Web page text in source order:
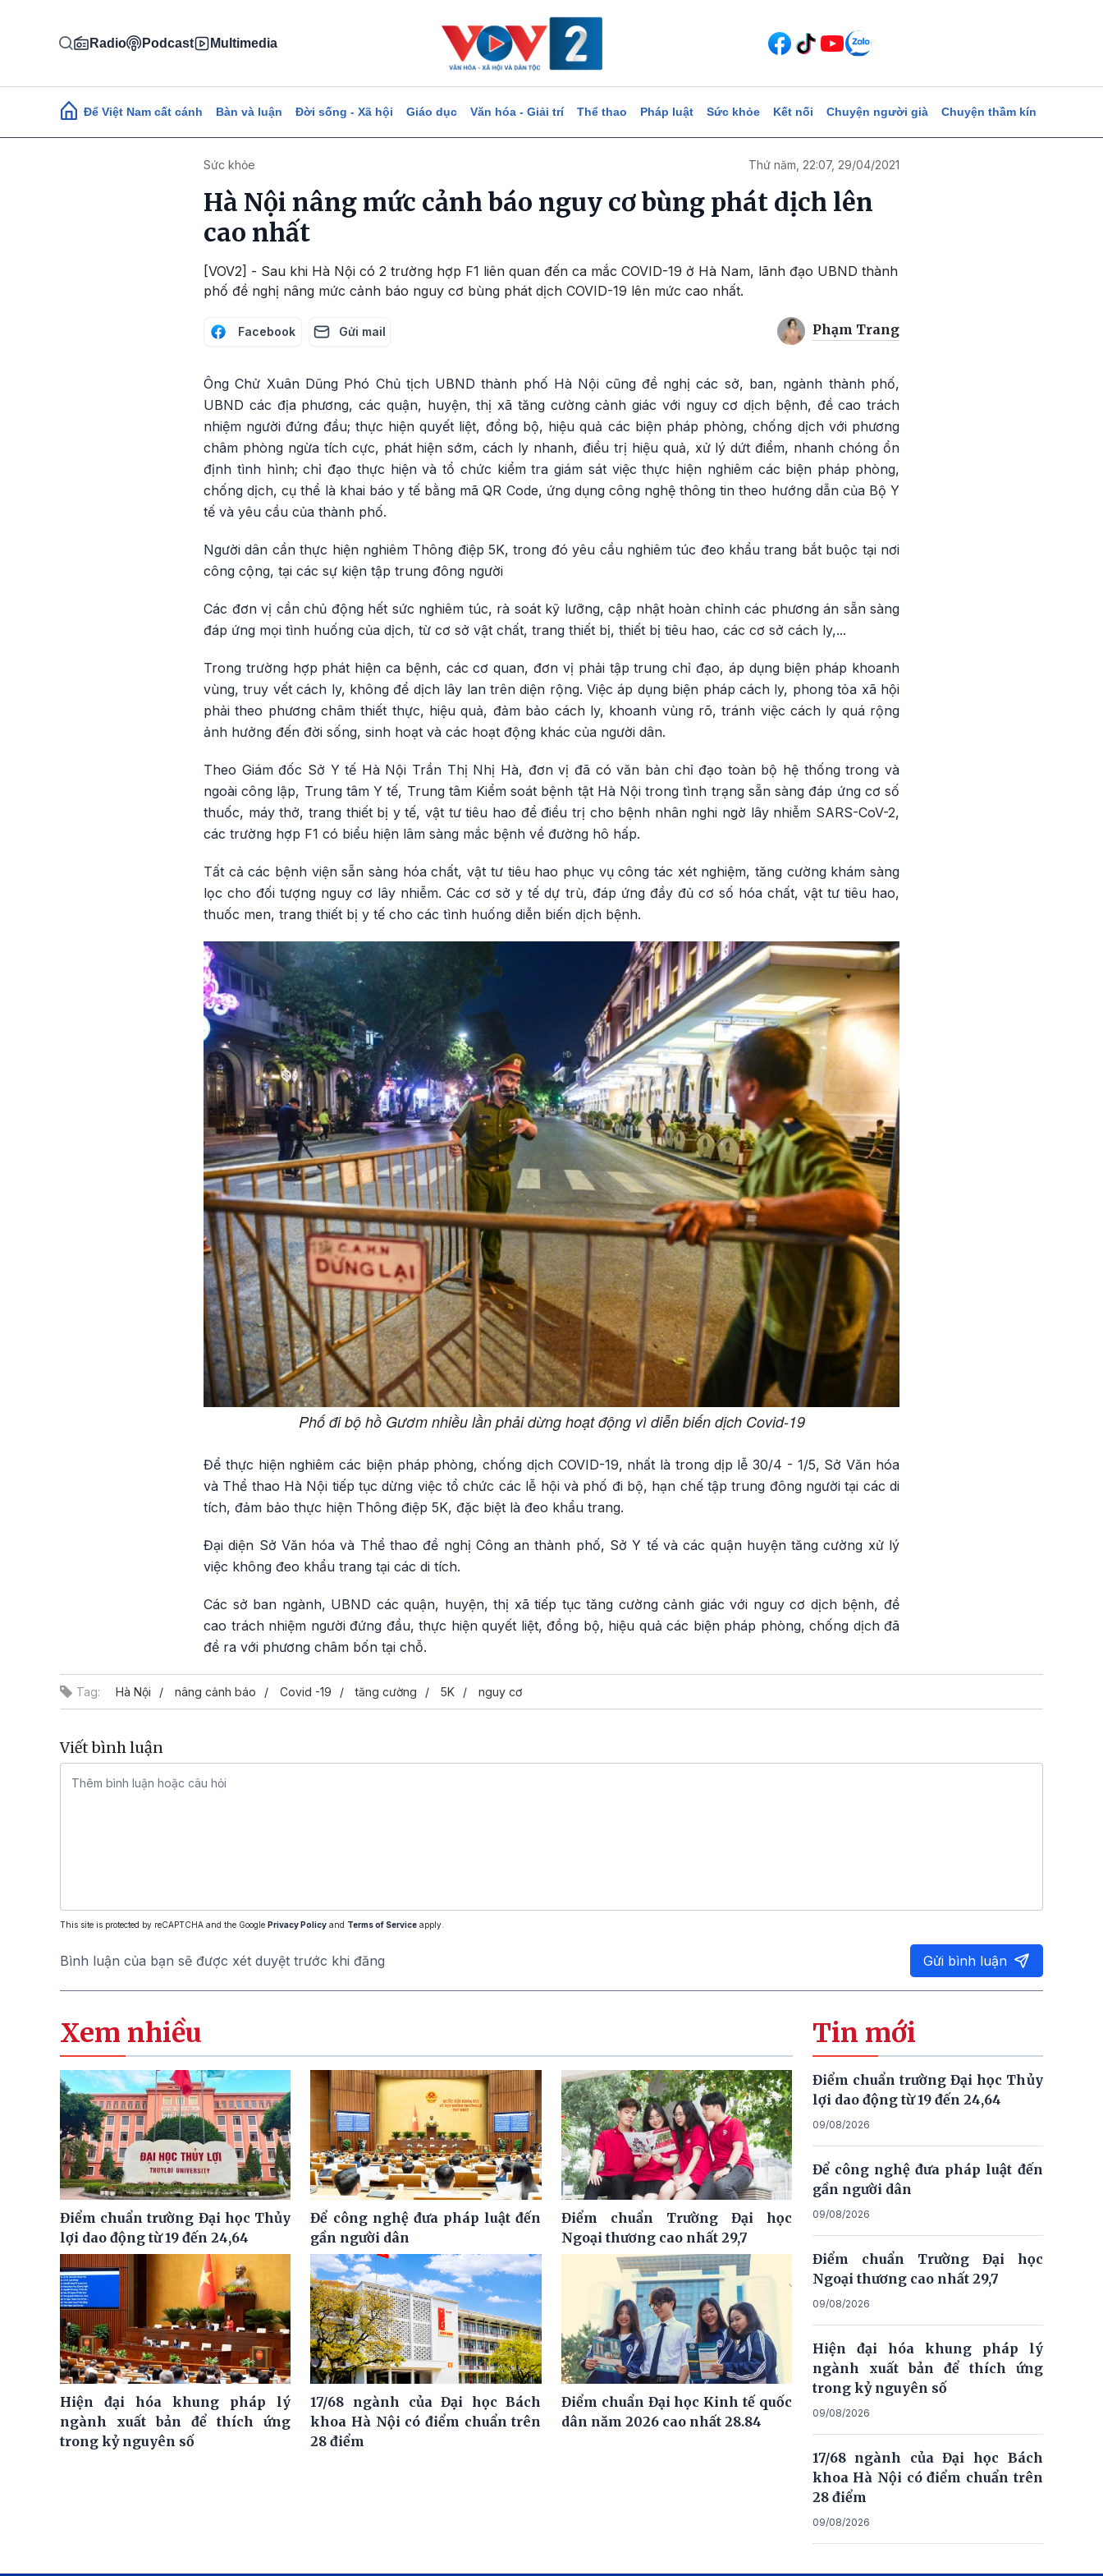
Radio Podcast Multimedia
Main navigation
Để Việt Nam cất cánh Bàn và luận Đời sống - Xã hội Giáo dục Văn hóa - Giải trí Thể thao Pháp luật Sức khỏe Kết nối Chuyện người già Chuyện thầm kín
Sức khỏe Thứ năm, 22:07, 29/04/2021
Hà Nội nâng mức cảnh báo nguy cơ bùng phát dịch lên
cao nhất
[VOV2] - Sau khi Hà Nội có 2 trường hợp F1 liên quan đến ca mắc COVID-19 ở Hà Nam, lãnh đạo UBND thành
phố đề nghị nâng mức cảnh báo nguy cơ bùng phát dịch COVID-19 lên mức cao nhất.
Facebook Gửi mail Phạm Trang
Ông Chử Xuân Dũng Phó Chủ tịch UBND thành phố Hà Nội cũng đề nghị các sở, ban, ngành thành phố,
UBND các địa phương, các quận, huyện, thị xã tăng cường cảnh giác với nguy cơ dịch bệnh, đề cao trách
nhiệm người đứng đầu; thực hiện quyết liệt, đồng bộ, hiệu quả các biện pháp phòng, chống dịch với phương
châm phòng ngừa tích cực, phát hiện sớm, cách ly nhanh, điều trị hiệu quả, xử lý dứt điểm, nhanh chóng ổn
định tình hình; chỉ đạo thực hiện và tổ chức kiểm tra giám sát việc thực hiện nghiêm các biện pháp phòng,
chống dịch, cụ thể là khai báo y tế bằng mã QR Code, ứng dụng công nghệ thông tin theo hướng dẫn của Bộ Y
tế và yêu cầu của thành phố.
Người dân cần thực hiện nghiêm Thông điệp 5K, trong đó yêu cầu nghiêm túc đeo khẩu trang bắt buộc tại nơi
công cộng, tại các sự kiện tập trung đông người
Các đơn vị cần chủ động hết sức nghiêm túc, rà soát kỹ lưỡng, cập nhật hoàn chỉnh các phương án sẵn sàng
đáp ứng mọi tình huống của dịch, từ cơ sở vật chất, trang thiết bị, thiết bị tiêu hao, các cơ sở cách ly,...
Trong trường hợp phát hiện ca bệnh, các cơ quan, đơn vị phải tập trung chỉ đạo, áp dụng biện pháp khoanh
vùng, truy vết cách ly, không để dịch lây lan trên diện rộng. Việc áp dụng biện pháp cách ly, phong tỏa xã hội
phải theo phương châm thiết thực, hiệu quả, đảm bảo cách ly, khoanh vùng rõ, tránh việc cách ly quá rộng
ảnh hưởng đến đời sống, sinh hoạt và các hoạt động khác của người dân.
Theo Giám đốc Sở Y tế Hà Nội Trần Thị Nhị Hà, đơn vị đã có văn bản chỉ đạo toàn bộ hệ thống trong và
ngoài công lập, Trung tâm Y tế, Trung tâm Kiểm soát bệnh tật Hà Nội trong tình trạng sẵn sàng đáp ứng cơ số
thuốc, máy thở, trang thiết bị y tế, vật tư tiêu hao để điều trị cho bệnh nhân nghi ngờ lây nhiễm SARS-CoV-2,
các trường hợp F1 có biểu hiện lâm sàng mắc bệnh về đường hô hấp.
Tất cả các bệnh viện sẵn sàng hóa chất, vật tư tiêu hao phục vụ công tác xét nghiệm, tăng cường khám sàng
lọc cho đối tượng nguy cơ lây nhiễm. Các cơ sở y tế dự trù, đáp ứng đầy đủ cơ số hóa chất, vật tư tiêu hao,
thuốc men, trang thiết bị y tế cho các tình huống diễn biến dịch bệnh.
Phố đi bộ hồ Gươm nhiều lần phải dừng hoạt động vì diễn biến dịch Covid-19
Để thực hiện nghiêm các biện pháp phòng, chống dịch COVID-19, nhất là trong dịp lễ 30/4 - 1/5, Sở Văn hóa
và Thể thao Hà Nội tiếp tục dừng việc tổ chức các lễ hội và phố đi bộ, hạn chế tập trung đông người tại các di
tích, đảm bảo thực hiện Thông điệp 5K, đặc biệt là đeo khẩu trang.
Đại diện Sở Văn hóa và Thể thao đề nghị Công an thành phố, Sở Y tế và các quận huyện tăng cường xử lý
việc không đeo khẩu trang tại các di tích.
Các sở ban ngành, UBND các quận, huyện, thị xã tiếp tục tăng cường cảnh giác với nguy cơ dịch bệnh, đề
cao trách nhiệm người đứng đầu, thực hiện quyết liệt, đồng bộ, hiệu quả các biện pháp phòng, chống dịch đã
đề ra với phương châm bốn tại chỗ.
Tag: Hà Nội nâng cảnh báo Covid -19 tăng cường 5K nguy cơ
Viết bình luận
This site is protected by reCAPTCHA and the Google Privacy Policy and Terms of Service apply.
Bình luận của bạn sẽ được xét duyệt trước khi đăng Gửi bình luận
Xem nhiều
Điểm chuẩn trường Đại học Thủy
lợi dao động từ 19 đến 24,64
Để công nghệ đưa pháp luật đến
gần người dân
Điểm chuẩn Trường Đại học
Ngoại thương cao nhất 29,7
Hiện đại hóa khung pháp lý
ngành xuất bản để thích ứng
trong kỷ nguyên số
17/68 ngành của Đại học Bách
khoa Hà Nội có điểm chuẩn trên
28 điểm
Điểm chuẩn Đại học Kinh tế quốc
dân năm 2026 cao nhất 28.84
Tin mới
Điểm chuẩn trường Đại học Thủy
lợi dao động từ 19 đến 24,64
09/08/2026
Để công nghệ đưa pháp luật đến
gần người dân
09/08/2026
Điểm chuẩn Trường Đại học
Ngoại thương cao nhất 29,7
09/08/2026
Hiện đại hóa khung pháp lý
ngành xuất bản để thích ứng
trong kỷ nguyên số
09/08/2026
17/68 ngành của Đại học Bách
khoa Hà Nội có điểm chuẩn trên
28 điểm
09/08/2026